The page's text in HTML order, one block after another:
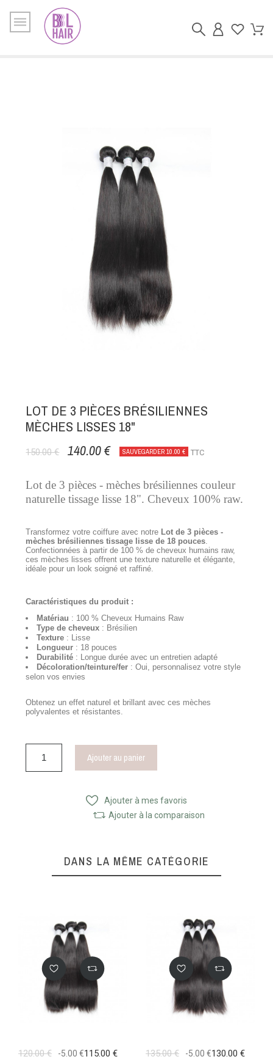
LOT DE 3 PIÈCES BRÉSILIENNES
MÈCHES LISSES 18"
150.00 € 140.00 € SAUVEGARDER 10.00 € TTC
Lot de 3 pièces - mèches brésiliennes couleur
naturelle tissage lisse 18". Cheveux 100% raw.
Transformez votre coiffure avec notre Lot de 3 pièces -
mèches brésiliennes tissage lisse de 18 pouces
Confectionnées à partir de 100 % de cheveux humains raw,
ces mèches lisses offrent une texture naturelle et élégante,
idéale pour un look soigné et raffiné.
Caractéristiques du produit :
Matériau : 100 % Cheveux Humains Raw
Type de cheveux : Brésilien
Texture : Lisse
Longueur : 18 pouces
Durabilité : Longue durée avec un entretien adapté
Décoloration/teinture/fer : Oui, personnalisez votre style
selon vos envies
Obtenez un effet naturel et brillant avec ces mèches
polyvalentes et résistantes.
Ajouter au panier
Ajouter à mes favoris
Ajouter à la comparaison
DANS LA MÊME CATÉGORIE
120.00 € -5.00 €115.00 € 135.00 € -5.00 €130.00 €